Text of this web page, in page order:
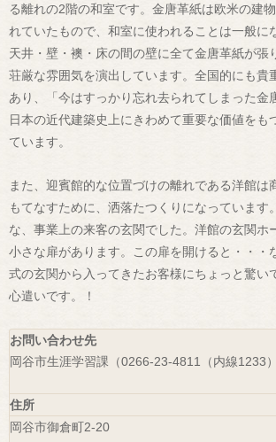
る離れの2階の和室です。金唐革紙は欧米の建
れていたもので、和室に使われることは一般に
天井・壁・襖・床の間の壁に全て金唐革紙が張
荘厳な雰囲気を演出しています。全国的にも貴
あり、「今はすっかり忘れ去られてしまった金
日本の近代建築史上にきわめて重要な価値をも
ています。
また、迎賓館的な位置づけの離れである洋館は
もてなすために、洒落たつくりになっています
な、事業上の来客の玄関でした。洋館の玄関ホ
小さな扉があります。この扉を開けると・・・
式の玄関から入ってきたお客様にちょっと驚い
心遣いです。！
お問い合わせ先
岡谷市生涯学習課（0266-23-4811（内線1233）
住所
岡谷市御倉町2-20